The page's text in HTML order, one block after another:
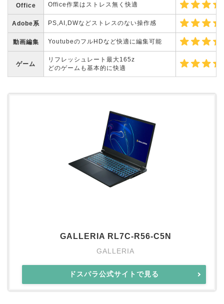
Office Office作業はストレス無く快適
Adobe系 PS,AI,DWなどストレスのない操作感
動画編集 YoutubeのフルHDなど快適に編集可能
ゲーム
リフレッシュレート最大165z
どのゲームも基本的に快適
GALLERIA RL7C-R56-C5N
GALLERIA
ドスパラ公式サイトで見る